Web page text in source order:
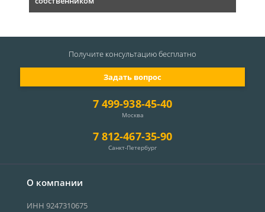
О компании
ИНН 9247310675
7 499-938-45-40
Москва
7 812-467-35-90
Санкт-Петербург
Задать вопрос
Получите консультациюбесплатно